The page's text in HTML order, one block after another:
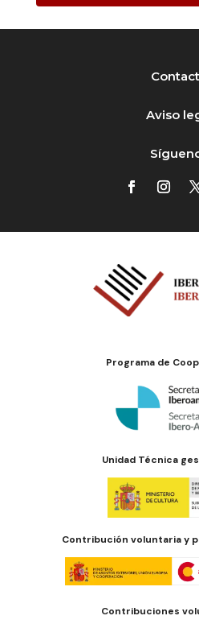
Aviso
Programa de
Unidad Técnica
Contribución voluntaria y
Contribuciones